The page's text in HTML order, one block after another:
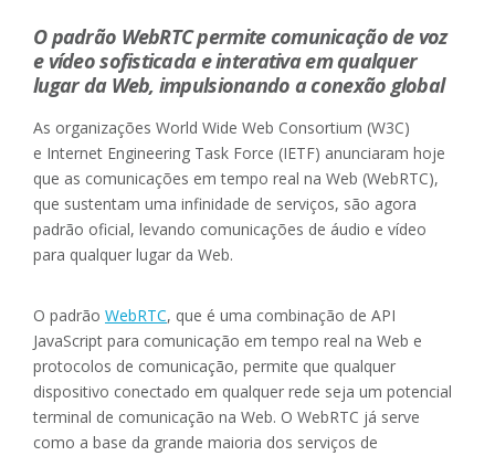
O padrão WebRTC permite comunicação de voz
e vídeo sofisticada e interativa em qualquer
lugar da Web, impulsionando a conexão global
As organizações World Wide Web Consortium (W3C)
e Internet Engineering Task Force (IETF) anunciaram hoje
que as comunicações em tempo real na Web (WebRTC),
que sustentam uma infinidade de serviços, são agora
padrão oficial, levando comunicações de áudio e vídeo
para qualquer lugar da Web.
O padrão WebRTC, que é uma combinação de API
JavaScript para comunicação em tempo real na Web e
protocolos de comunicação, permite que qualquer
dispositivo conectado em qualquer rede seja um potencial
terminal de comunicação na Web. O WebRTC já serve
como a base da grande maioria dos serviços de